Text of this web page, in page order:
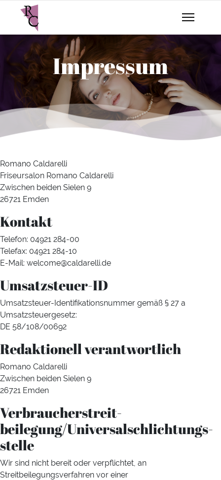
Impressum
Romano Caldarelli
Friseursalon Romano Caldarelli
Zwischen beiden Sielen 9
26721 Emden
Kontakt
Telefon: 04921 284-00
Telefax: 04921 284-10
E-Mail: welcome@caldarelli.de
Umsatzsteuer-ID
Umsatzsteuer-Identifikationsnummer gemäß § 27 a
Umsatzsteuergesetz:
DE 58/108/00692
Redaktionell verantwortlich
Romano Caldarelli
Zwischen beiden Sielen 9
26721 Emden
Verbraucher­streit­
beilegung/Universal­schlichtungs­
stelle
Wir sind nicht bereit oder verpflichtet, an
Streitbeilegungsverfahren vor einer